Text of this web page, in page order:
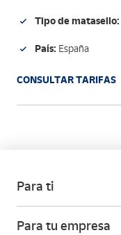
Tipo de matasello:
País: España
CONSULTAR TARIFAS
Para ti
Para tu empresa